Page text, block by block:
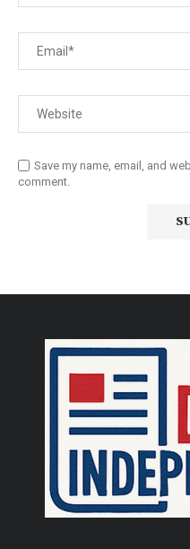
Save my name, email, and
comment.